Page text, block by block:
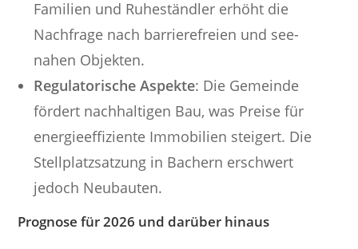
Familien und Ruheständler erhöht die
Nachfrage nach barrierefreien und see-
nahen Objekten.
Regulatorische Aspekte: Die Gemeinde
fördert nachhaltigen Bau, was Preise für
energieeffiziente Immobilien steigert. Die
Stellplatzsatzung in Bachern erschwert
jedoch Neubauten.
Prognose für 2026 und darüber hinaus